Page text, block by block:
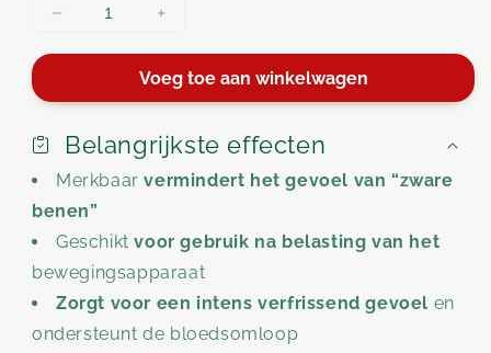
Menge
Kruidenalcohol
verringern
Menge
Kruidenalcohol
inwrijving
erhöhen
Voeg toe aan winkelwagen
Belangrijkste effecten
Merkbaarvermindert het gevoel van “zware
benen”
Geschiktvoor gebruik na belasting van het
bewegingsapparaat
Zorgt voor een intens verfrissend gevoel en
ondersteunt de bloedsomloop